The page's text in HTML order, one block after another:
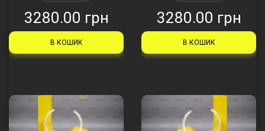
3280.00 грн
В КОШИК
3280.00 грн
В КОШИК